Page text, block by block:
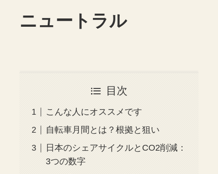
ニュートラル
目次
こんな人にオススメです
自転車月間とは？根拠と狙い
日本のシェアサイクルとCO2削減：
3つの数字